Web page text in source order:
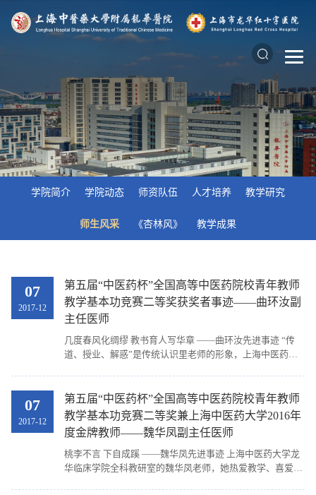
学院简介 学院动态 师资队伍 人才培养 教学研究
师生风采 《杏林风》 教学成果
07
2017-12
第五届“中医药杯”全国高等中医药院校青年教师
教学基本功竞赛二等奖获奖者事迹——曲环汝副
主任医师
几度春风化绸缪 教书育人写华章 ——曲环汝先进事迹 “传
道、授业、解惑”是传统认识里老师的形象，上海中医药大
07
2017-12
第五届“中医药杯”全国高等中医药院校青年教师
教学基本功竞赛二等奖兼上海中医药大学2016年
度金牌教师——魏华凤副主任医师
桃李不言 下自成蹊 ——魏华凤先进事迹 上海中医药大学龙
华临床学院全科教研室的魏华凤老师，她热爱教学、喜爱学